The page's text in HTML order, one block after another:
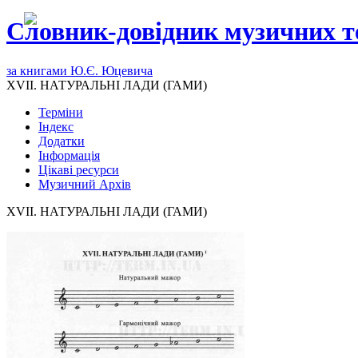
Словник-довідник музичних
за книгами Ю.Є. Юцевича
XVII. НАТУРАЛЬНІ ЛАДИ (ГАМИ)
Терміни
Індекс
Додатки
Інформація
Цікаві ресурси
Музичний Архів
XVII. НАТУРАЛЬНІ ЛАДИ (ГАМИ)